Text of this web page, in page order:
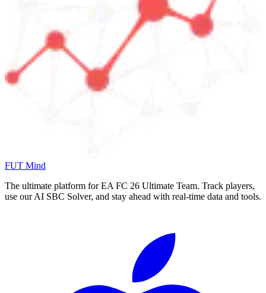
FUT Mind
The ultimate platform for EA FC 26 Ultimate Team. Track players,
use our AI SBC Solver, and stay ahead with real-time data and tools.